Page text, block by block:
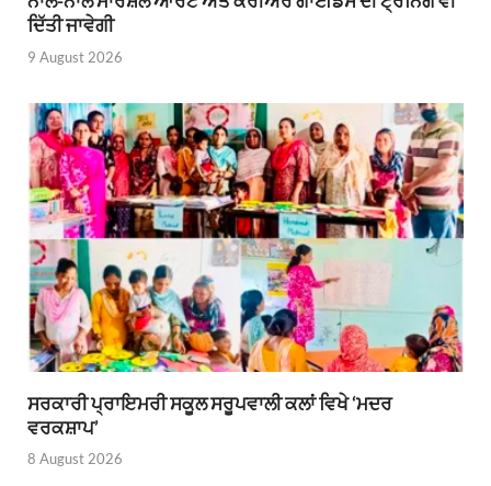
ਦਿੱਤੀ ਜਾਵੇਗੀ
9 August 2026
ਸਰਕਾਰੀ ਪ੍ਰਾਇਮਰੀ ਸਕੂਲ ਸਰੂਪਵਾਲੀ ਕਲਾਂ ਵਿਖੇ ‘ਮਦਰ
ਵਰਕਸ਼ਾਪ’
8 August 2026